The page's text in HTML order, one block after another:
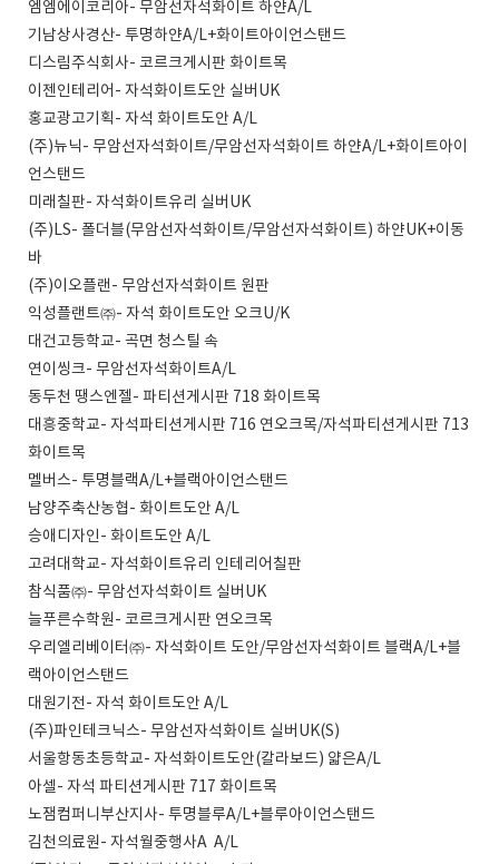
엠엠에이코리아- 무암선자석화이트 하얀A/L
기남상사경산- 투명하얀A/L+화이트아이언스탠드
디스림주식회사- 코르크게시판 화이트목
이젠인테리어- 자석화이트도안 실버UK
홍교광고기획- 자석 화이트도안 A/L
(주)뉴닉- 무암선자석화이트/무암선자석화이트 하얀A/L+화이트아이
언스탠드
미래칠판- 자석화이트유리 실버UK
(주)LS- 폴더블(무암선자석화이트/무암선자석화이트) 하얀UK+이동
바
(주)이오플랜- 무암선자석화이트 원판
익성플랜트㈜- 자석 화이트도안 오크U/K
대건고등학교- 곡면 청스틸 속
연이씽크- 무암선자석화이트A/L
동두천 땡스엔젤- 파티션게시판 718 화이트목
대흥중학교- 자석파티션게시판 716 연오크목/자석파티션게시판 713
화이트목
멜버스- 투명블랙A/L+블랙아이언스탠드
남양주축산농협- 화이트도안 A/L
승애디자인- 화이트도안 A/L
고려대학교- 자석화이트유리 인테리어칠판
참식품㈜- 무암선자석화이트 실버UK
늘푸른수학원- 코르크게시판 연오크목
우리엘리베이터㈜- 자석화이트 도안/무암선자석화이트 블랙A/L+블
랙아이언스탠드
대원기전- 자석 화이트도안 A/L
(주)파인테크닉스- 무암선자석화이트 실버UK(S)
서울항동초등학교- 자석화이트도안(칼라보드) 얇은A/L
아셀- 자석 파티션게시판 717 화이트목
노잼컴퍼니부산지사- 투명블루A/L+블루아이언스탠드
김천의료원- 자석월중행사A A/L